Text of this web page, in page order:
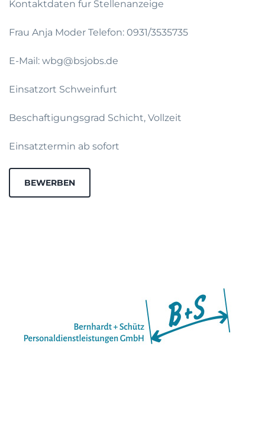
Kontaktdaten fur Stellenanzeige
Frau Anja Moder Telefon: 0931/3535735
E-Mail: wbg@bsjobs.de
Einsatzort Schweinfurt
Beschaftigungsgrad Schicht, Vollzeit
Einsatztermin ab sofort
BEWERBEN